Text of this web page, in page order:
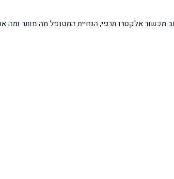
מכשור אלקטרו תרפי, הנחיית המטופל מה מותר ומה